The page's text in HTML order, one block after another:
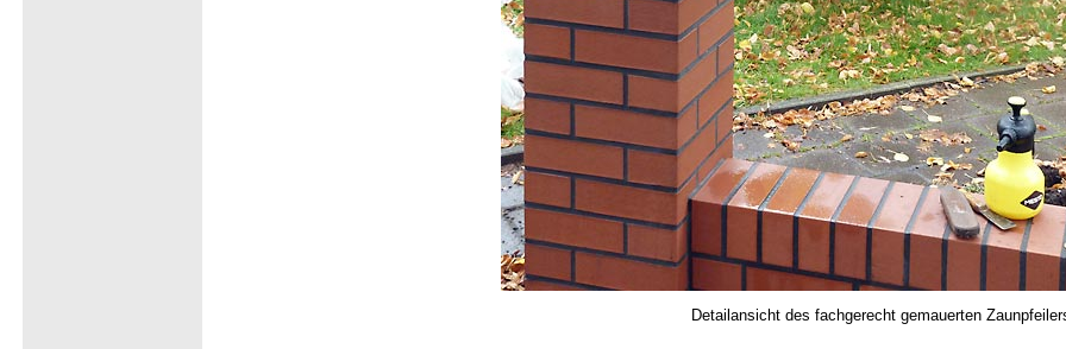
Detailansicht des fachgerecht gemauerten